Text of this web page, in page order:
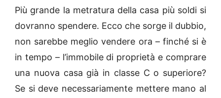
Più grande la metratura della casa più soldi si
dovranno spendere. Ecco che sorge il dubbio,
non sarebbe meglio vendere ora – finché si è
in tempo – l’immobile di proprietà e comprare
una nuova casa già in classe C o superiore?
Se si deve necessariamente mettere mano al